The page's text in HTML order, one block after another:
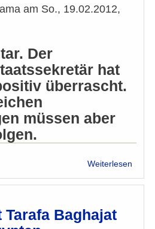
am So., 19.02.2012,
Der
hat
überrascht.
müssen aber
Weiterlesen
Baghajat